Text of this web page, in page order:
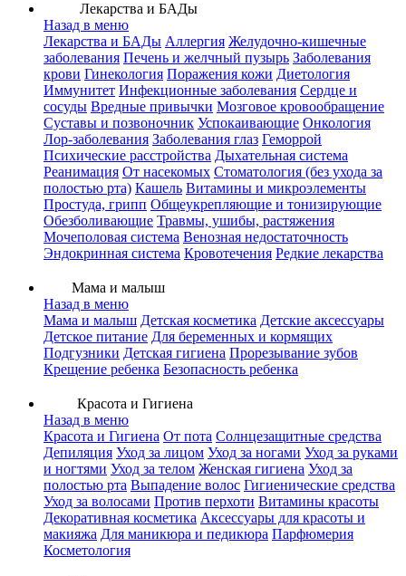
Лекарства и БАДы
Назад в меню
Лекарства и БАДы Аллергия Желудочно-кишечные
заболевания Печень и желчный пузырь Заболевания
крови Гинекология Поражения кожи Диетология
Иммунитет Инфекционные заболевания Сердце и
сосуды Вредные привычки Мозговое кровообращение
Суставы и позвоночник Успокаивающие Онкология
Лор-заболевания Заболевания глаз Геморрой
Психические расстройства Дыхательная система
Реанимация От насекомых Стоматология (без ухода за
полостью рта) Кашель Витамины и микроэлементы
Простуда, грипп Общеукрепляющие и тонизирующие
Обезболивающие Травмы, ушибы, растяжения
Мочеполовая система Венозная недостаточность
Эндокринная система Кровотечения Редкие лекарства
Мама и малыш
Назад в меню
Мама и малыш Детская косметика Детские аксессуары
Детское питание Для беременных и кормящих
Подгузники Детская гигиена Прорезывание зубов
Крещение ребенка Безопасность ребенка
Красота и Гигиена
Назад в меню
Красота и Гигиена От пота Солнцезащитные средства
Депиляция Уход за лицом Уход за ногами Уход за руками
и ногтями Уход за телом Женская гигиена Уход за
полостью рта Выпадение волос Гигиенические средства
Уход за волосами Против перхоти Витамины красоты
Декоративная косметика Аксессуары для красоты и
макияжа Для маникюра и педикюра Парфюмерия
Косметология